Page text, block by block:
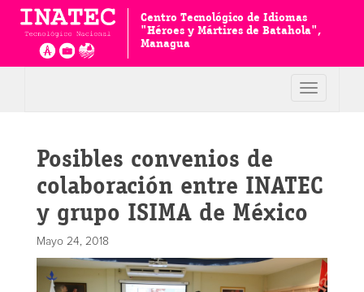
Centro Tecnológico de Idiomas
"Héroes y Mártires de Batahola",
Managua
Toggle
Posibles convenios de
colaboración entre INATEC
y grupo ISIMA de México
Mayo 24, 2018